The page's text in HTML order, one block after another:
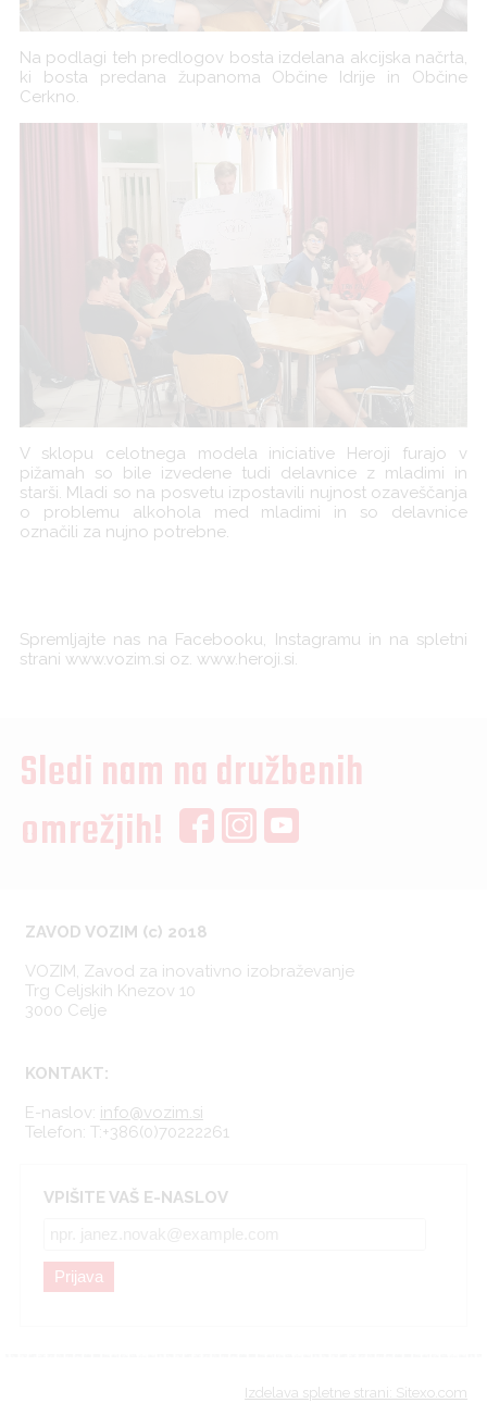
Na podlagi teh predlogov bosta izdelana akcijska načrta,
ki bosta predana županoma Občine Idrije in Občine
Cerkno.
V sklopu celotnega modela iniciative Heroji furajo v
pižamah so bile izvedene tudi delavnice z mladimi in
starši. Mladi so na posvetu izpostavili nujnost ozaveščanja
o problemu alkohola med mladimi in so delavnice
označili za nujno potrebne.
Spremljajte nas na Facebooku, Instagramu in na spletni
strani www.vozim.si oz. www.heroji.si.
Sledi nam na družbenih
omrežjih!
ZAVOD VOZIM (c) 2018
VOZIM, Zavod za inovativno izobraževanje
Trg Celjskih Knezov 10
3000 Celje
KONTAKT:
E-naslov: info@vozim.si
Telefon: T:+386(0)70222261
VPIŠITE VAŠ E-NASLOV
Prijava
Izdelava spletne strani: Sitexo.com